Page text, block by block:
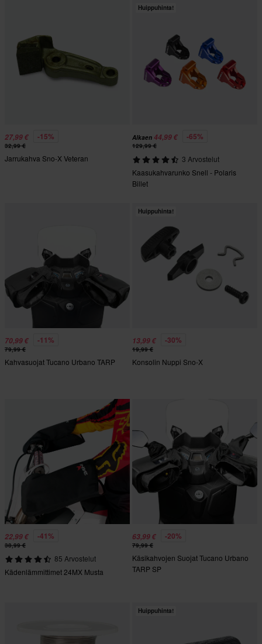
27,99 € -15%
32,99 €
Jarrukahva Sno-X Veteran
Huippuhinta!
Alkaen 44,99 € -65%
129,99 €
3 Arvostelut
Kaasukahvarunko Snell - Polaris
Billet
70,99 € -11%
79,99 €
Kahvasuojat Tucano Urbano TARP
Huippuhinta!
13,99 € -30%
19,99 €
Konsolin Nuppi Sno-X
22,99 € -41%
38,99 €
85 Arvostelut
Kädenlämmittimet 24MX Musta
63,99 € -20%
79,99 €
Käsikahvojen Suojat Tucano Urbano
TARP SP
Huippuhinta!